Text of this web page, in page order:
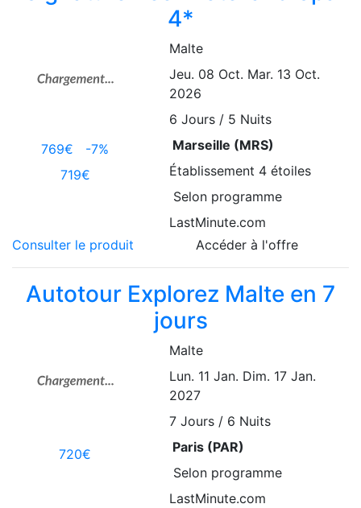
4*
769€ -7%
719€
Malte
Jeu. 08 Oct. Mar. 13 Oct.
2026
6 Jours / 5 Nuits
Marseille (MRS)
Établissement 4 étoiles
Selon programme
LastMinute.com
Consulter le produit
Accéder à l'offre
Autotour Explorez Malte en 7
jours
720€
Malte
Lun. 11 Jan. Dim. 17 Jan.
2027
7Jours / 6 Nuits
Paris (PAR)
Selon programme
LastMinute.com